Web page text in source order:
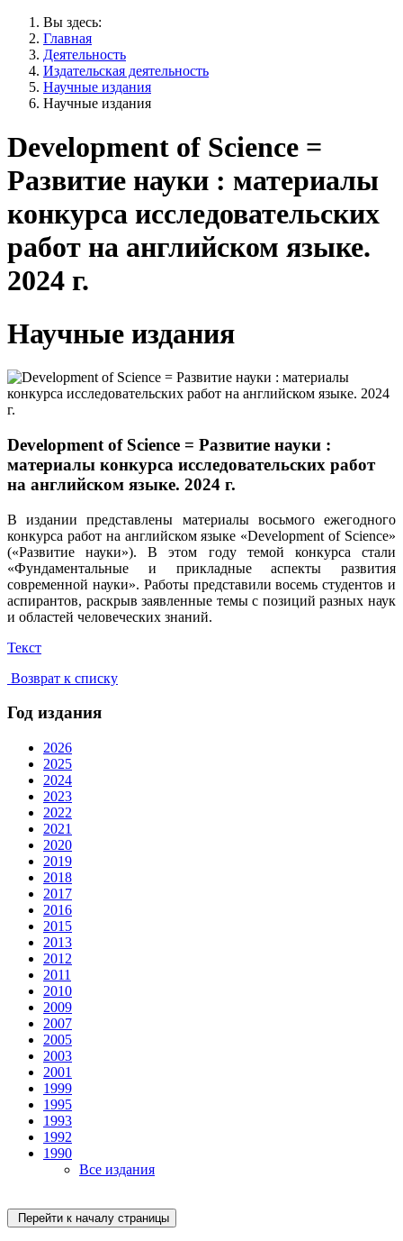
Вы здесь:
Главная
Деятельность
Издательская деятельность
Научные издания
Научные издания
Development of Science =
Развитие науки : материалы
конкурса исследовательских
работ на английском языке.
2024 г.
Научные издания
Development of Science = Развитие науки :
материалы конкурса исследовательских работ
на английском языке. 2024 г.
В издании представлены материалы восьмого ежегодного
конкурса работ на английском языке «Development of Science»
(«Развитие науки»). В этом году темой конкурса стали
«Фундаментальные и прикладные аспекты развития
современной науки». Работы представили восемь студентов и
аспирантов, раскрыв заявленные темы с позиций разных наук
и областей человеческих знаний.
Текст
Возврат к списку
Год издания
2026
2025
2024
2023
2022
2021
2020
2019
2018
2017
2016
2015
2013
2012
2011
2010
2009
2007
2005
2003
2001
1999
1995
1993
1992
1990
Все издания
Перейти к началу страницы